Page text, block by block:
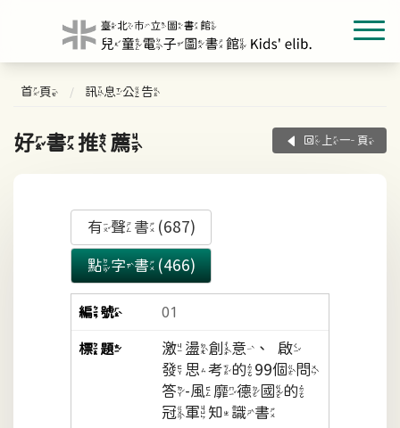
首頁 訊息公告
好書推薦 回上一頁
有聲書(687)
點字書(466)
01
激盪創意、啟
發思考的99個問
答-風靡德國的
冠軍知識書